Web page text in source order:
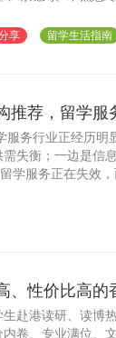
享 留学生活指南
推荐，留学
服务行业正经历明
失衡；一边是信
学服务正在失效
、性价比高的
赴港读研、读博
卷、专业满位、